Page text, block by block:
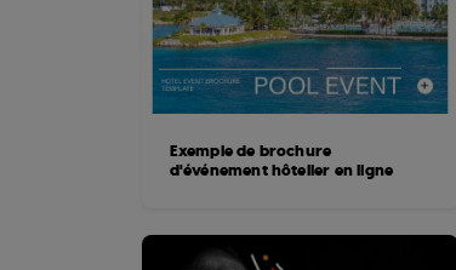
Exemple de brochure
d'événement hôtelier en ligne